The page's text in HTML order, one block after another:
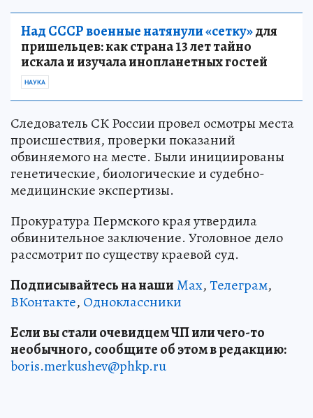
Над СССР военные натянули «сетку»для
пришельцев: как страна 13 лет тайно
искала и изучала инопланетных гостей
НАУКА
Следователь СК России провел осмотры места
происшествия, проверки показаний
обвиняемого на месте. Были инициированы
генетические, биологические и судебно-
медицинские экспертизы.
Прокуратура Пермского края утвердила
обвинительное заключение. Уголовное дело
рассмотрит по существу краевой суд.
Подписывайтесь на нашиMax,Телеграм,
ВКонтакте, Одноклассники
Если вы стали очевидцем ЧП или чего-то
необычного, сообщите об этом в редакцию:
boris.merkushev@phkp.ru